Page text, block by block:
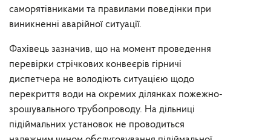
саморятівниками та правилами поведінки при
виникненні аварійної ситуації.
Фахівець зазначив, що на момент проведення
перевірки стрічкових конвеєрів гірничі
диспетчера не володіють ситуацією щодо
перекриття води на окремих ділянках пожежно-
зрошувального трубопроводу. На дільниці
підіймальних установок не проводиться